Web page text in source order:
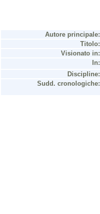
Autore principale:
Titolo:
Visionato in:
In:
Discipline:
Sudd. cronologiche: